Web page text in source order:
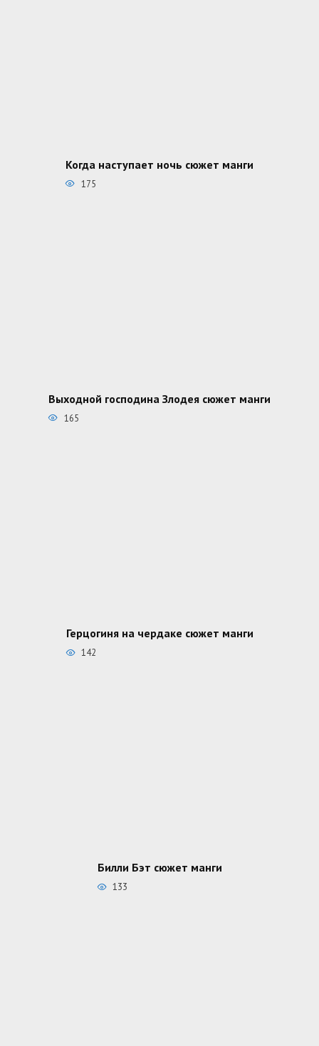
Когда наступает ночь сюжет манги
175
Выходной господина Злодея сюжет манги
165
Герцогиня на чердаке сюжет манги
142
Билли Бэт сюжет манги
133